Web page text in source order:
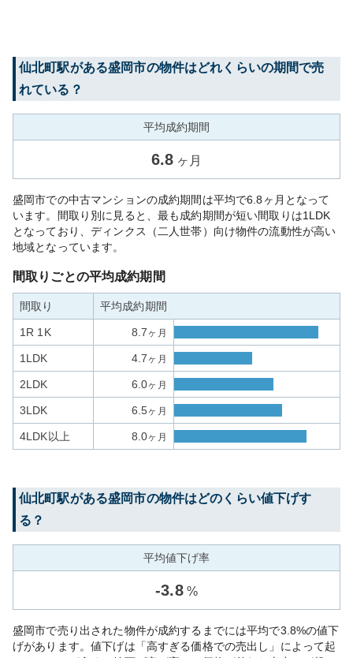
仙北町駅がある盛岡市の物件はどれくらいの期間で売
れている？
平均成約期間
6.8 ヶ月
盛岡市での中古マンションの成約期間は平均で6.8ヶ月となって
います。間取り別に見ると、最も成約期間が短い間取りは1LDK
となっており、ディンクス（二人世帯）向け物件の流動性が高い
地域となっています。
間取りごとの平均成約期間
間取り 平均成約期間
1R 1K 8.7ヶ月
1LDK 4.7ヶ月
2LDK 6.0ヶ月
3LDK 6.5ヶ月
4LDK以上 8.0ヶ月
仙北町駅がある盛岡市の物件はどのくらい値下げす
る？
平均値下げ率
-3.8 %
盛岡市で売り出された物件が成約するまでには平均で3.8%の値下
げがあります。値下げは「高すぎる価格での売出し」によって起